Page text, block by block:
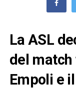
La ASL
del
Empoli e